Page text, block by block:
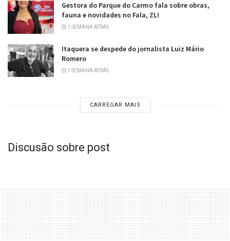
Gestora do Parque do Carmo fala sobre obras,
fauna e novidades no Fala, ZL!
1 SEMANA ATRÁS
Itaquera se despede do jornalista Luiz Mário
Romero
1 SEMANA ATRÁS
CARREGAR MAIS
Discusão sobre post